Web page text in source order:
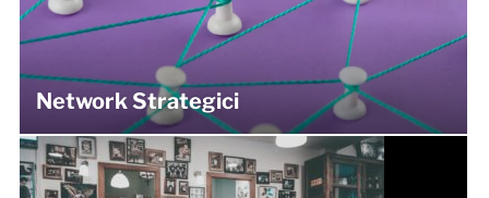
Network Strategici